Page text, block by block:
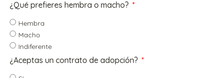
¿Qué prefieres hembra o macho?
Hembra
Macho
Indiferente
¿Aceptas un contrato de adopción?